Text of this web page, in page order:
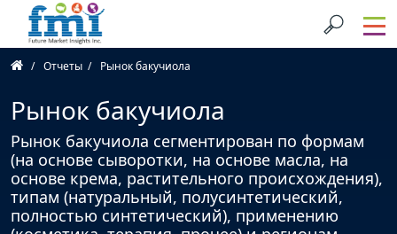
Отчеты Рынок бакучиола
Рынок бакучиола
Рынок бакучиола сегментирован по формам
(на основе сыворотки, на основе масла, на
основе крема, растительного происхождения),
типам (натуральный, полусинтетический,
полностью синтетический), применению